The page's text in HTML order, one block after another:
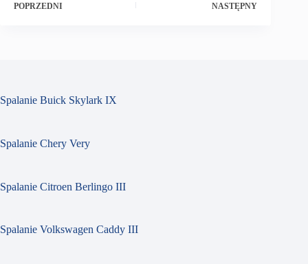
POPRZEDNI NASTĘPNY
Spalanie Buick Skylark IX
Spalanie Chery Very
Spalanie Citroen Berlingo III
Spalanie Volkswagen Caddy III